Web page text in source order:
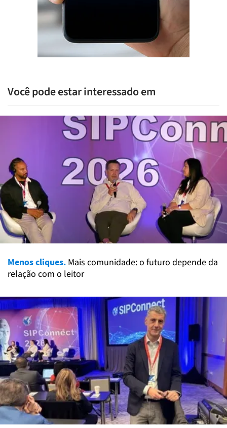
Você pode estar interessado em
Menos cliques. Mais comunidade: o futuro depende da
relação com o leitor